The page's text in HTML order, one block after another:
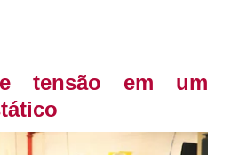
tensão em um